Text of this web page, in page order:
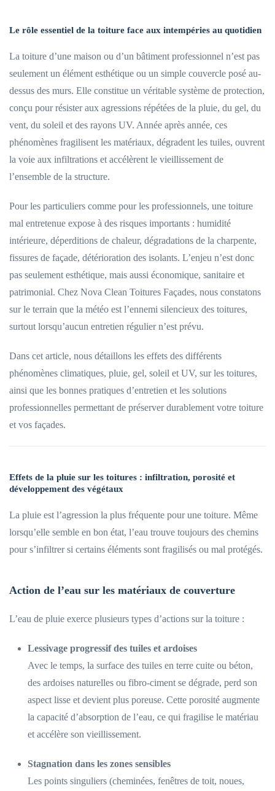
Le rôle essentiel de la toiture face aux intempéries au quotidien
La toiture d’une maison ou d’un bâtiment professionnel n’est pas
seulement un élément esthétique ou un simple couvercle posé au-
dessus des murs. Elle constitue un véritable système de protection,
conçu pour résister aux agressions répétées de la pluie, du gel, du
vent, du soleil et des rayons UV. Année après année, ces
phénomènes fragilisent les matériaux, dégradent les tuiles, ouvrent
la voie aux infiltrations et accélèrent le vieillissement de
l’ensemble de la structure.
Pour les particuliers comme pour les professionnels, une toiture
mal entretenue expose à des risques importants : humidité
intérieure, déperditions de chaleur, dégradations de la charpente,
fissures de façade, détérioration des isolants. L’enjeu n’est donc
pas seulement esthétique, mais aussi économique, sanitaire et
patrimonial. Chez Nova Clean Toitures Façades, nous constatons
sur le terrain que la météo est l’ennemi silencieux des toitures,
surtout lorsqu’aucun entretien régulier n’est prévu.
Dans cet article, nous détaillons les effets des différents
phénomènes climatiques, pluie, gel, soleil et UV, sur les toitures,
ainsi que les bonnes pratiques d’entretien et les solutions
professionnelles permettant de préserver durablement votre toiture
et vos façades.
Effets de la pluie sur les toitures : infiltration, porosité et
développement des végétaux
La pluie est l’agression la plus fréquente pour une toiture. Même
lorsqu’elle semble en bon état, l’eau trouve toujours des chemins
pour s’infiltrer si certains éléments sont fragilisés ou mal protégés.
Action de l’eau sur les matériaux de couverture
L’eau de pluie exerce plusieurs types d’actions sur la toiture :
Lessivage progressif des tuiles et ardoises
Avec le temps, la surface des tuiles en terre cuite ou béton,
des ardoises naturelles ou fibro-ciment se dégrade, perd son
aspect lisse et devient plus poreuse. Cette porosité augmente
la capacité d’absorption de l’eau, ce qui fragilise le matériau
et accélère son vieillissement.
Stagnation dans les zones sensibles
Les points singuliers (cheminées, fenêtres de toit, noues,